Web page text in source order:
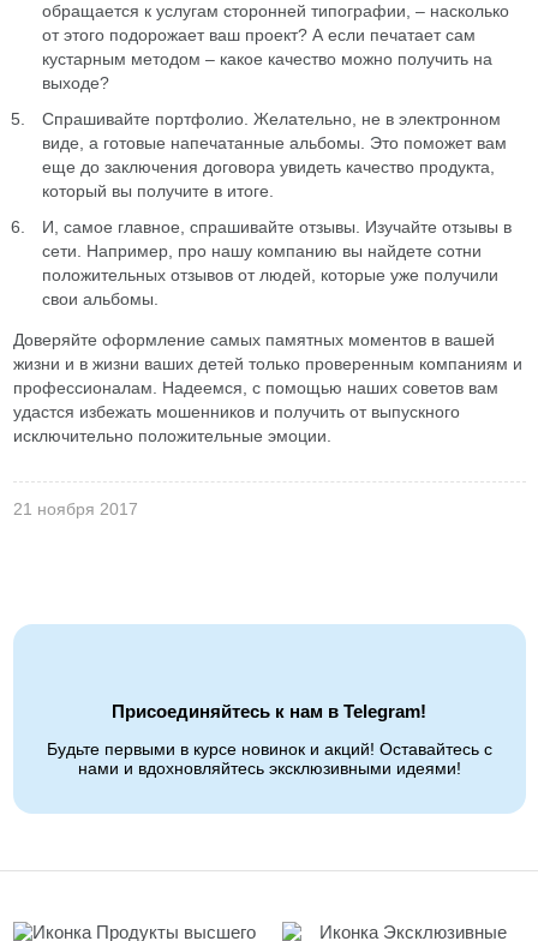
обращается к услугам сторонней типографии, – насколько
от этого подорожает ваш проект? А если печатает сам
кустарным методом – какое качество можно получить на
выходе?
Спрашивайте портфолио. Желательно, не в электронном
виде, а готовые напечатанные альбомы. Это поможет вам
еще до заключения договора увидеть качество продукта,
который вы получите в итоге.
И, самое главное, спрашивайте отзывы. Изучайте отзывы в
сети. Например, про нашу компанию вы найдете сотни
положительных отзывов от людей, которые уже получили
свои альбомы.
Доверяйте оформление самых памятных моментов в вашей
жизни и в жизни ваших детей только проверенным компаниям и
профессионалам. Надеемся, с помощью наших советов вам
удастся избежать мошенников и получить от выпускного
исключительно положительные эмоции.
21 ноября 2017
Присоединяйтесь к нам в Telegram!
Будьте первыми в курсе новинок и акций! Оставайтесь с
нами и вдохновляйтесь эксклюзивными идеями!